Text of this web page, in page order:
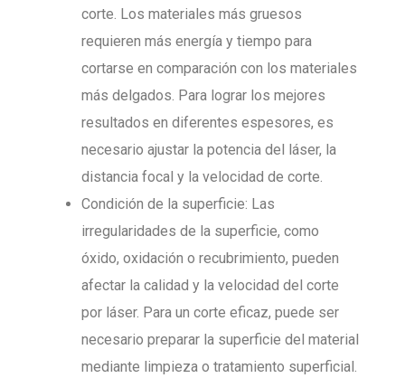
corte. Los materiales más gruesos
requieren más energía y tiempo para
cortarse en comparación con los materiales
más delgados. Para lograr los mejores
resultados en diferentes espesores, es
necesario ajustar la potencia del láser, la
distancia focal y la velocidad de corte.
Condición de la superficie: Las
irregularidades de la superficie, como
óxido, oxidación o recubrimiento, pueden
afectar la calidad y la velocidad del corte
por láser. Para un corte eficaz, puede ser
necesario preparar la superficie del material
mediante limpieza o tratamiento superficial.